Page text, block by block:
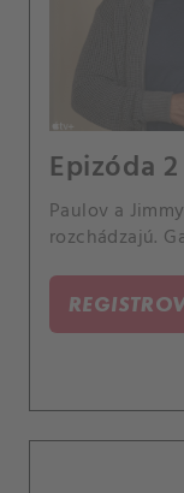
Epizóda
Paulov a
rozchádzajú.